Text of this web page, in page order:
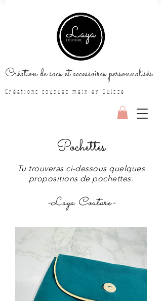
Création de sacs et accessoires personnalisés
Créations cousues main en Suisse
Pochettes
Tu trouveras ci-dessous quelques
propositions de pochettes.
-Laya Couture-